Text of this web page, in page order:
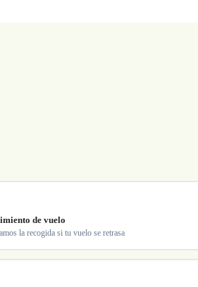
de vuelo
la recogida si tu vuelo se retrasa